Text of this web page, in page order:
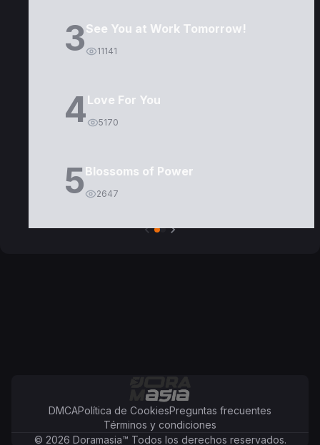
3See You at Work Tomorrow!
11141
4Love For You
5170
5Blossoms of Power
2647
DMCAPolítica de CookiesPreguntas frecuentes
Términos y condiciones
© 2026 Doramasia™ Todos los derechos reservados.